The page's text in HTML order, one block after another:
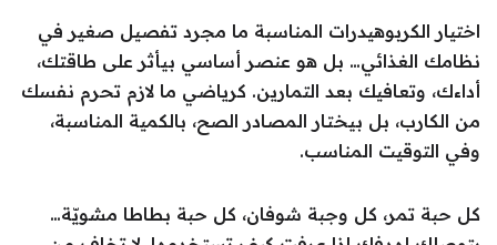
اختيار الكربوهيدرات المناسبة ما مجرد تفصيل صغير في
نظامك الغذائي… بل هو عنصر أساسي بيأثر على طاقتك،
أداءك، وتعافيك بعد التمارين. كرياضي ما لازم تحرم نفسك
من الكارب، بل بيختار المصادر الصح، بالكمية المناسبة،
وفي التوقيت المناسب.
كل حبة تمر، كل وجبة شوفان، كل حبة بطاطا مشويّة…